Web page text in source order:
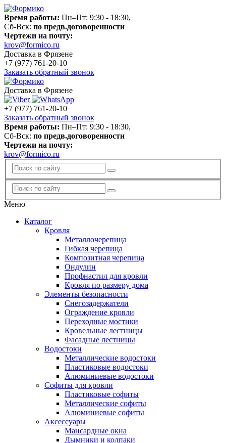
Время работы: Пн–Пт: 9:30 - 18:30,
Сб-Вск: по предв.договоренности
Чертежи на почту:
krov@formico.ru
Доставка в Фрязене
+7 (977) 761-20-10
Заказать обратный звонок
Доставка в Фрязене
+7 (977) 761-20-10
Заказать обратный звонок
Время работы: Пн–Пт: 9:30 - 18:30,
Сб-Вск: по предв.договоренности
Чертежи на почту:
krov@formico.ru
Меню
Каталог
Кровля
Металлочерепица
Гибкая черепица
Композитная черепица
Ондулин
Профнастил для кровли
Кровля по размеру дома
Элементы безопасности
Снегозадержатели
Ограждение кровли
Переходные мостики
Кровельные лестницы
Фасадные лестницы
Водостоки
Металлические водостоки
Пластиковые водостоки
Алюминиевые водостоки
Софиты для кровли
Пластиковые софиты
Металлические софиты
Алюминиевые софиты
Аксессуары
Мансардные окна
Дымники и колпаки